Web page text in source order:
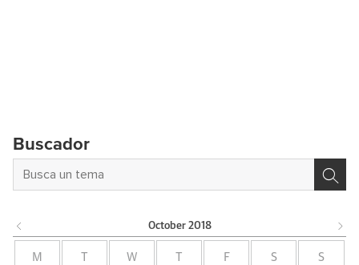
Buscador
October 2018
M W F S S